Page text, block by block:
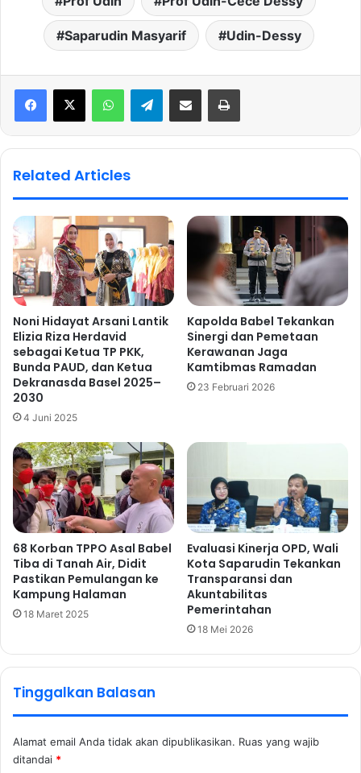
Saparudin Masyarif Udin-Dessy
WhatsAppTelegramShare via Email Print
Related Articles
Noni Hidayat Arsani Lantik
Elizia Riza Herdavid
sebagai Ketua TP PKK,
Bunda PAUD, dan Ketua
Dekranasda Basel 2025–
2030
4 Juni 2025
Kapolda Babel Tekankan
Sinergi dan Pemetaan
Kerawanan Jaga
Kamtibmas Ramadan
23 Februari 2026
68 Korban TPPO Asal Babel
Tiba di Tanah Air, Didit
Pastikan Pemulangan ke
Kampung Halaman
18 Maret 2025
Evaluasi Kinerja OPD, Wali
Kota Saparudin Tekankan
Transparansi dan
Akuntabilitas
Pemerintahan
18 Mei 2026
Tinggalkan Balasan
Alamat email Anda tidak akan dipublikasikan. Ruas yang wajib
ditandai *